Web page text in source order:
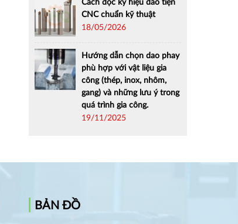
Cách đọc ký hiệu dao tiện
CNC chuẩn kỹ thuật
18/05/2026
Hướng dẫn chọn dao phay
phù hợp với vật liệu gia
công (thép, inox, nhôm,
gang) và những lưu ý trong
quá trình gia công.
19/11/2025
BẢN ĐỒ